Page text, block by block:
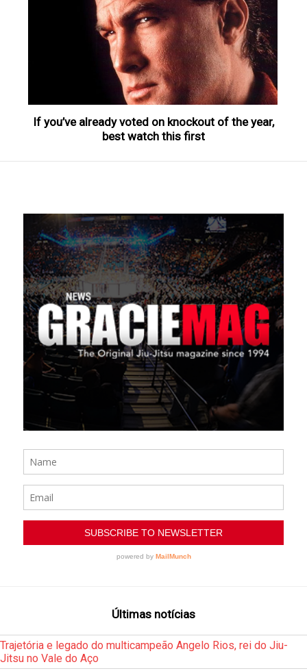
If you’ve already voted on knockout of the year,
best watch this first
Últimas notícias
Trajetória e legado do multicampeão Angelo Rios, rei do Jiu-
Jitsu no Vale do Aço